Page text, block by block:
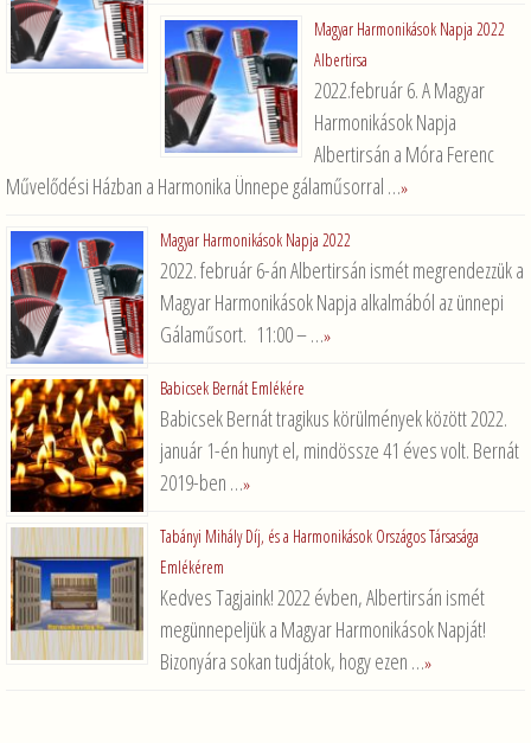
Magyar Harmonikások Napja 2022
Albertirsa
2022.február 6. A Magyar
Harmonikások Napja
Albertirsán a Móra Ferenc
Művelődési Házban a Harmonika Ünnepe gálaműsorral …»
Magyar Harmonikások Napja 2022
2022. február 6-án Albertirsán ismét megrendezzük a
Magyar Harmonikások Napja alkalmából az ünnepi
Gálaműsort. 11:00 – …»
Babicsek Bernát Emlékére
Babicsek Bernát tragikus körülmények között 2022.
január 1-én hunyt el, mindössze 41 éves volt. Bernát
2019-ben …»
Tabányi Mihály Díj, és a Harmonikások Országos Társasága
Emlékérem
Kedves Tagjaink! 2022 évben, Albertirsán ismét
megünnepeljük a Magyar Harmonikások Napját!
Bizonyára sokan tudjátok, hogy ezen …»